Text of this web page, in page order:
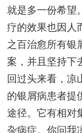
就是多一份希望
疗的效果也因人
之百治愈所有银
案，并且坚持下
回过头来看，凉
的银屑病患者提
途径。它有相对
杂病症。你问我